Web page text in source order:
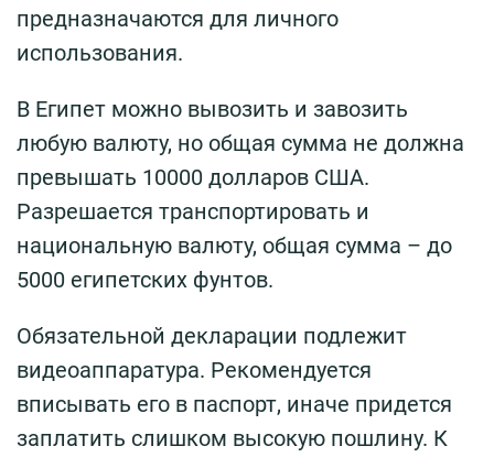
предназначаются для личного
использования.
В Египет можно вывозить и завозить
любую валюту, но общая сумма не должна
превышать 10000 долларов США.
Разрешается транспортировать и
национальную валюту, общая сумма – до
5000 египетских фунтов.
Обязательной декларации подлежит
видеоаппаратура. Рекомендуется
вписывать его в паспорт, иначе придется
заплатить слишком высокую пошлину. К